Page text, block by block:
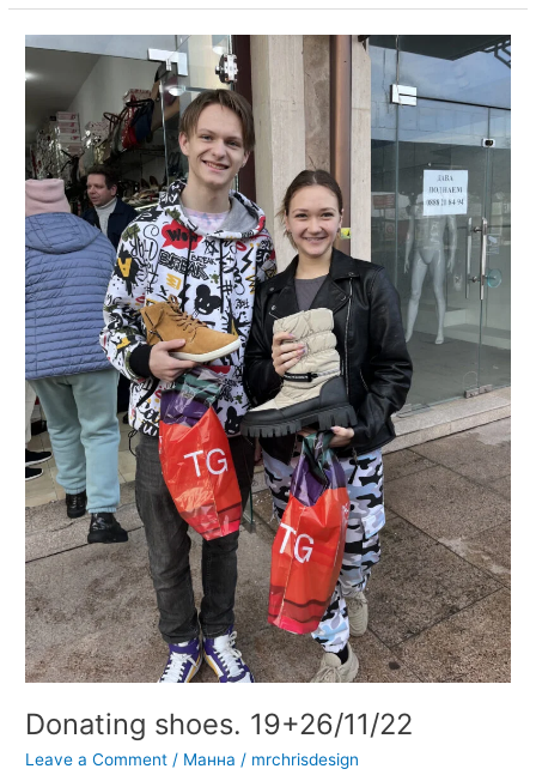
Donating shoes. 19+26/11/22
Leave a Comment / Манна / mrchrisdesign
Donating
shoes.